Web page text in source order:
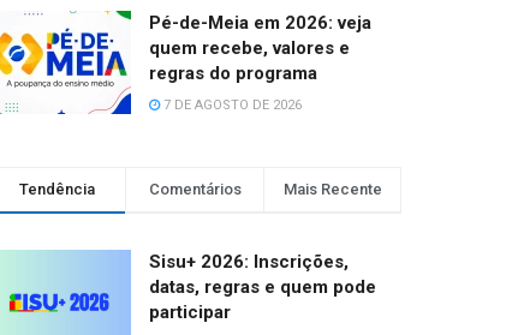
Pé-de-Meia em 2026: veja
quem recebe, valores e
regras do programa
7 DE AGOSTO DE 2026
Tendência Comentários Mais Recente
Sisu+ 2026: Inscrições,
datas, regras e quem pode
participar